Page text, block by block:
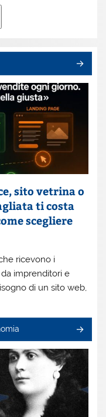
sito vetrina o
ti costa
scegliere
ricevono i
imprenditori e
di un sito web,